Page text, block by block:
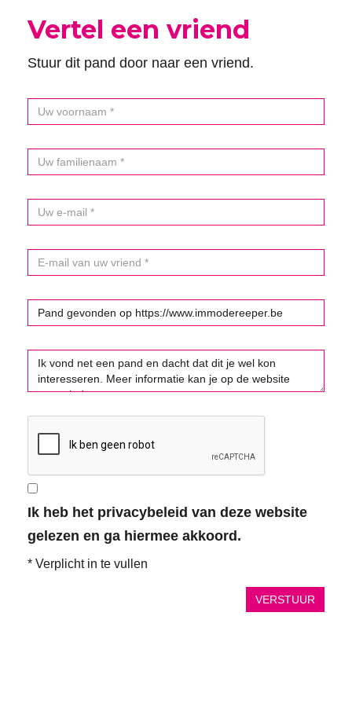
Vertel een vriend
Stuur dit pand door naar een vriend.
Ik heb het privacybeleid van deze website
gelezen en ga hiermee akkoord.
* Verplicht in te vullen